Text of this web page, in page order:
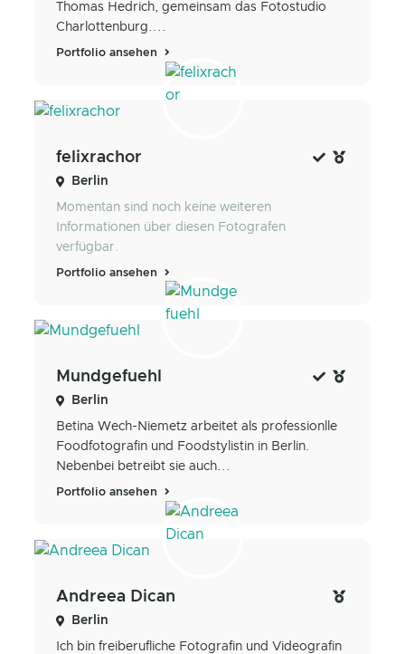
Thomas Hedrich, gemeinsam das Fotostudio
Charlottenburg....
Portfolio ansehen
felixrachor
Berlin
Momentan sind noch keine weiteren
Informationen über diesen Fotografen
verfügbar.
Portfolio ansehen
Mundgefuehl
Berlin
Betina Wech-Niemetz arbeitet als professionlle
Foodfotografin und Foodstylistin in Berlin.
Nebenbei betreibt sie auch...
Portfolio ansehen
Andreea Dican
Berlin
Ich bin freiberufliche Fotografin und Videografin